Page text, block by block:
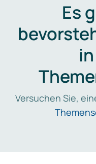
Es
Versuchen Sie,